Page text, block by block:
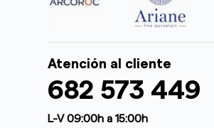
Atención al cliente
682 573 449
L-V 09:00h a 15:00h